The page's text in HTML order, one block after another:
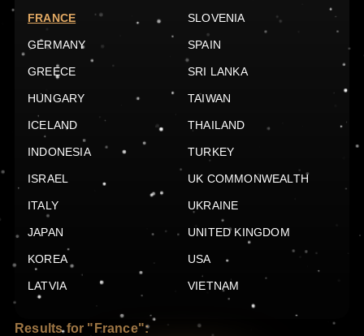
FRANCE
GERMANY
GREECE
HUNGARY
ICELAND
INDONESIA
ISRAEL
ITALY
JAPAN
KOREA
LATVIA
SLOVENIA
SPAIN
SRI LANKA
TAIWAN
THAILAND
TURKEY
UK COMMONWEALTH
UKRAINE
UNITED KINGDOM
USA
VIETNAM
Results for "France":